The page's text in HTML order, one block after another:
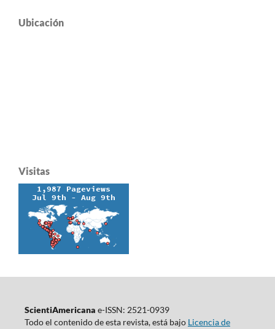
Ubicación
Visitas
ScientiAmericana e-ISSN: 2521-0939
Todo el contenido de esta revista, está bajo Licencia de